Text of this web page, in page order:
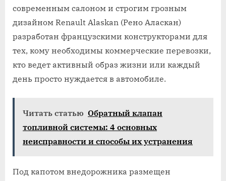
современным салоном и строгим грозным
дизайном Renault Alaskan (Рено Аласкан)
разработан французскими конструкторами для
тех, кому необходимы коммерческие перевозки,
кто ведет активный образ жизни или каждый
день просто нуждается в автомобиле.
Читать статью Обратный клапан
топливной системы: 4 основных
неисправности и способы их устранения
Под капотом внедорожника размещен